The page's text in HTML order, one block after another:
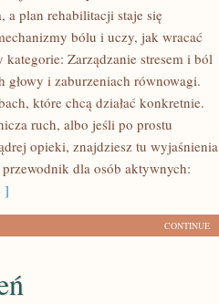
a plan rehabilitacji staje się
bólu i uczy, jak wracać
Zarządzanie stresem i ból
głowy i zaburzeniach równowagi.
które chcą działać konkretnie.
ruch, albo jeśli po prostu
opieki, znajdziesz tu wyjaśnienia
dla osób aktywnych:
]
CONTINUE